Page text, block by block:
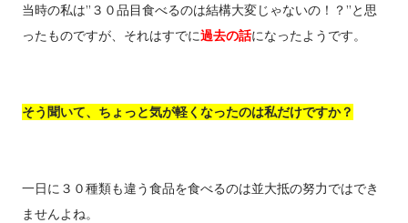
当時の私は”３０品目食べるのは結構大変じゃないの！？”と思
ったものですが、それはすでに過去の話になったようです。
そう聞いて、ちょっと気が軽くなったのは私だけですか？
一日に３０種類も違う食品を食べるのは並大抵の努力ではでき
ませんよね。